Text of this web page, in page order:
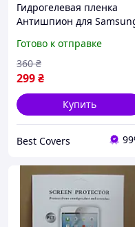
Гидрогелевая пленка
Aнтишпиoн для
антибликовая матовая
Готово к отправке
299₴
360 ₴
Купить
Best Covers